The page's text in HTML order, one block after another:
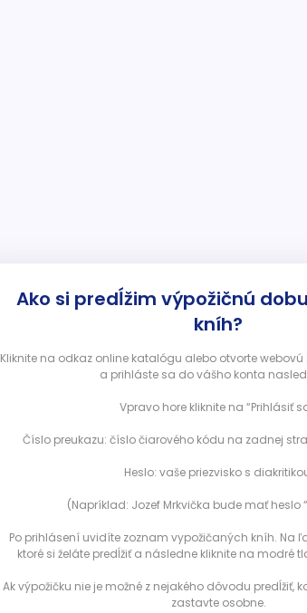
Ako si predĺžim výpožičnú
kníh?
Kliknite na odkaz online katalógu alebo otvorte
a prihláste sa do vášho konta
Vpravo hore kliknite na “Prihlásiť
Číslo preukazu: číslo čiarového kódu na zadnej
Heslo: vaše priezvisko s
(Napríklad: Jozef Mrkvička bude mať heslo
Po prihlásení uvidíte zoznam vypožičaných kníh. Na
ktoré si želáte predĺžiť a následne kliknite na modré
Ak výpožičku nie je možné z nejakého dôvodu predĺžiť,
zastavte osobne.